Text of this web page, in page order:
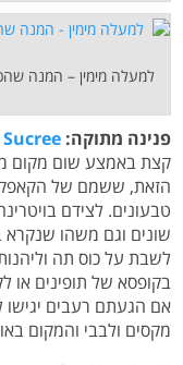
למעלה מימין – המנה
פנינה מתוקה:
קצת באמצע שום מקום
הזאת, ששמם של
טבעונים. לצידם
שונים וגם משהו שנקרא
לשבת על כוס תה
בקופסא של תופינים
אם הגעתם רעבים יגישו
מקסים ולבבי והמקום